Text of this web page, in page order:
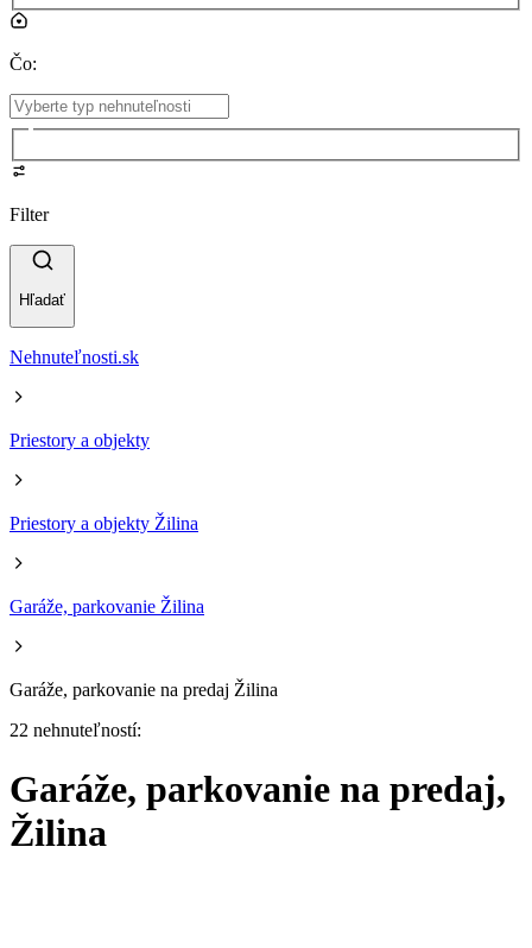
Čo:
Filter
Hľadať
Nehnuteľnosti.sk
Priestory a objekty
Priestory a objekty Žilina
Garáže, parkovanie Žilina
Garáže, parkovanie na predaj Žilina
22 nehnuteľností:
Garáže, parkovanie na predaj,
Žilina